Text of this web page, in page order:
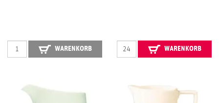
WARENKORB WARENKORB